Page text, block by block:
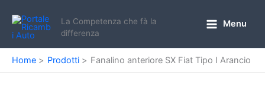
contenuto
La Competenza che fà la
differenza
Menu
Menu
Home Prodotti Fanalino anteriore SX Fiat Tipo I Arancio